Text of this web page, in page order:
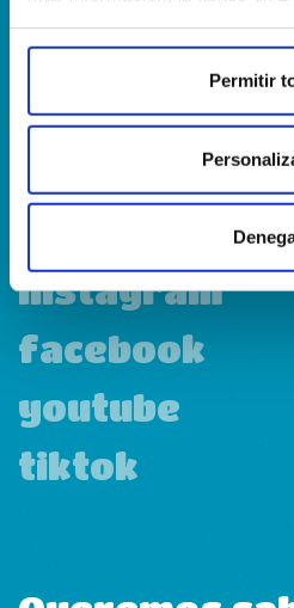
Permitir
¿Dónde
Calle Francia, 13 Local
instagram
facebook
youtube
tiktok